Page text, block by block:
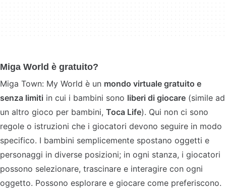
Miga World è gratuito?
Miga Town: My World è un mondo virtuale gratuito e
senza limiti in cui i bambini sono liberi di giocare (simile ad
un altro gioco per bambini, Toca Life). Qui non ci sono
regole o istruzioni che i giocatori devono seguire in modo
specifico. I bambini semplicemente spostano oggetti e
personaggi in diverse posizioni; in ogni stanza, i giocatori
possono selezionare, trascinare e interagire con ogni
oggetto. Possono esplorare e giocare come preferiscono.